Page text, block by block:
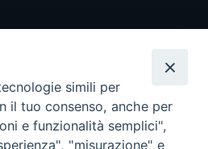
simili per
il tuo consenso, anche per
e funzionalità semplici",
"misurazione" e